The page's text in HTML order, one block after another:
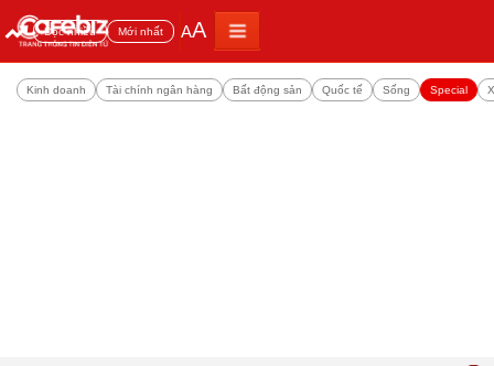
Đọc nhiều Mới nhất AA
Kinh doanh Tài chính ngân hàng Bất động sản Quốc tế Sống Special